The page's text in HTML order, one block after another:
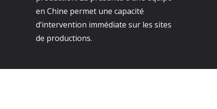
en Chine permet une capacité
d’intervention immédiate sur les sites
de productions.